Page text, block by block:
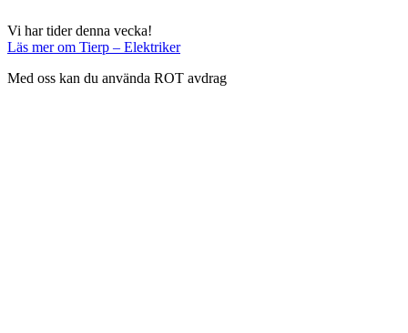
Vi har tider denna vecka!
Läs merom Tierp – Elektriker
Med oss kan du använda ROT avdrag